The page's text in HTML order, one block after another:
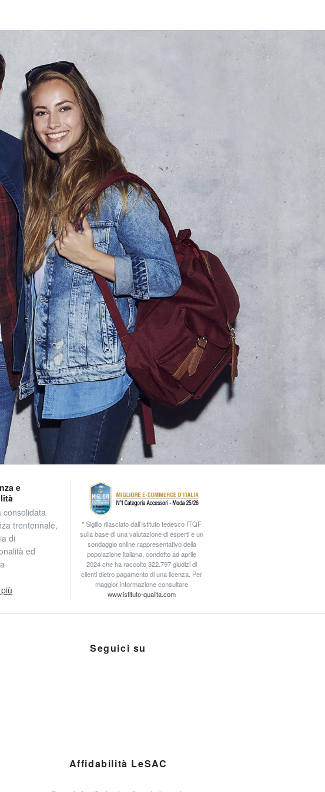
e
consolidata
trentennale,
di
ed
* Sigillo rilasciato dall’Istituto tedesco ITQF
sulla base di una valutazione di esperti e un
sondaggio online rappresentativo della
popolazione italiana, condotto ad aprile
2024 che ha raccolto 322.797 giudizi di
clienti dietro pagamento di una licenza. Per
maggior informazione consultare
www.istituto-qualita.com
Seguici su
Affidabilità LeSAC